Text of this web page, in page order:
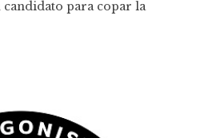
candidato para copar la